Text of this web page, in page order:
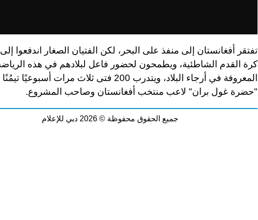
تفتقر أفغانستان إلى منفذ على البحر، لكن الفتيان الصغار اندفعوا
كرة القدم الشاطئية، ويطمحون لحضور فاعل لبلادهم في هذه
المعروفة في أرجاء البلاد، ويتدرب 200 فتى ثلاث مرات
"حضرة غول بران" لاعب منتخب أفغانستان وصاحب المشروع.
جميع الحقوق محفوظة © 2026 دبي للإعلام